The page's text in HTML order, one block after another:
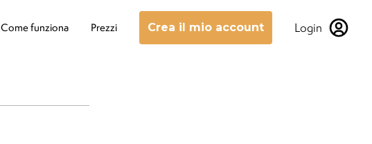
Come funziona Prezzi Crea il mio account Login